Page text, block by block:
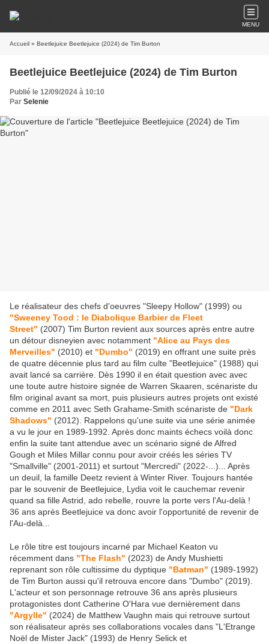
MENU
Accueil » Beetlejuice Beetlejuice (2024) de Tim Burton
Beetlejuice Beetlejuice (2024) de Tim Burton
Publié le 12/09/2024 à 10:10
Par Selenie
Le réalisateur des chefs d'oeuvres "Sleepy Hollow" (1999) ou
"Sweeney Tood : le Diabolique Barbier de Fleet
Street" (2007) Tim Burton revient aux sources après entre autre
un détour disneyien avec notamment "Alice au Pays des
Merveilles" (2010) et "Dumbo" (2019) en offrant une suite près
de quatre décennie plus tard au film culte "Beetlejuice" (1988) qui
avait lancé sa carrière. Dès 1990 il en était question avec avec
une toute autre histoire signée de Warren Skaaren, scénariste du
film original avant sa mort, puis plusieurs autres projets ont existé
comme en 2011 avec Seth Grahame-Smith scénariste de "Dark
Shadows" (2012). Rappelons qu'une suite via une série animée
a vu le jour en 1989-1992. Après donc maints échecs voilà donc
enfin la suite tant attendue avec un scénario signé de Alfred
Gough et Miles Millar connu pour avoir créés les séries TV
"Smallville" (2001-2011) et surtout "Mercredi" (2022-...)... Après
un deuil, la famille Deetz revient à Winter River. Toujours hantée
par le souvenir de Beetlejuice, Lydia voit le cauchemar revenir
quand sa fille Astrid, ado rebelle, rouvre la porte vers l'Au-delà !
36 ans après Beetlejuice va donc avoir l'opportunité de revenir de
l'Au-delà...
Le rôle titre est toujours incarné par Michael Keaton vu
récemment dans "The Flash" (2023) de Andy Mushietti
reprenant son rôle cultissime du dyptique "Batman" (1989-1992)
de Tim Burton aussi qu'il retrouva encore dans "Dumbo" (2019).
L'acteur et son personnage retrouve 36 ans après plusieurs
protagonistes dont Catherine O'Hara vue dernièrement dans
"Argylle" (2024) de Matthew Vaughn mais qui retrouve surtout
son réalisateur après ses collaborations vocales dans "L'Etrange
Noël de Mister Jack" (1993) de Henry Selick et